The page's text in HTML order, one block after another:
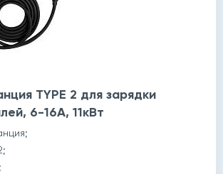
TYPE 2 для зарядки
6-16A, 11кВт